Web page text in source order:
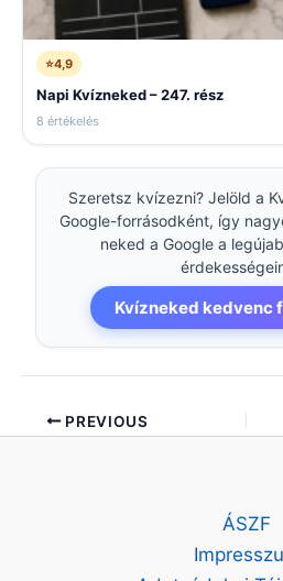
⭐4,9
Napi Kvízneked – 247. rész
8 értékelés
Szeretsz kvízezni? Jelöld a
Google-forrásodként, így
neked a Google a
Kvízneked kedvenc
PREVIOUS
ÁSZF